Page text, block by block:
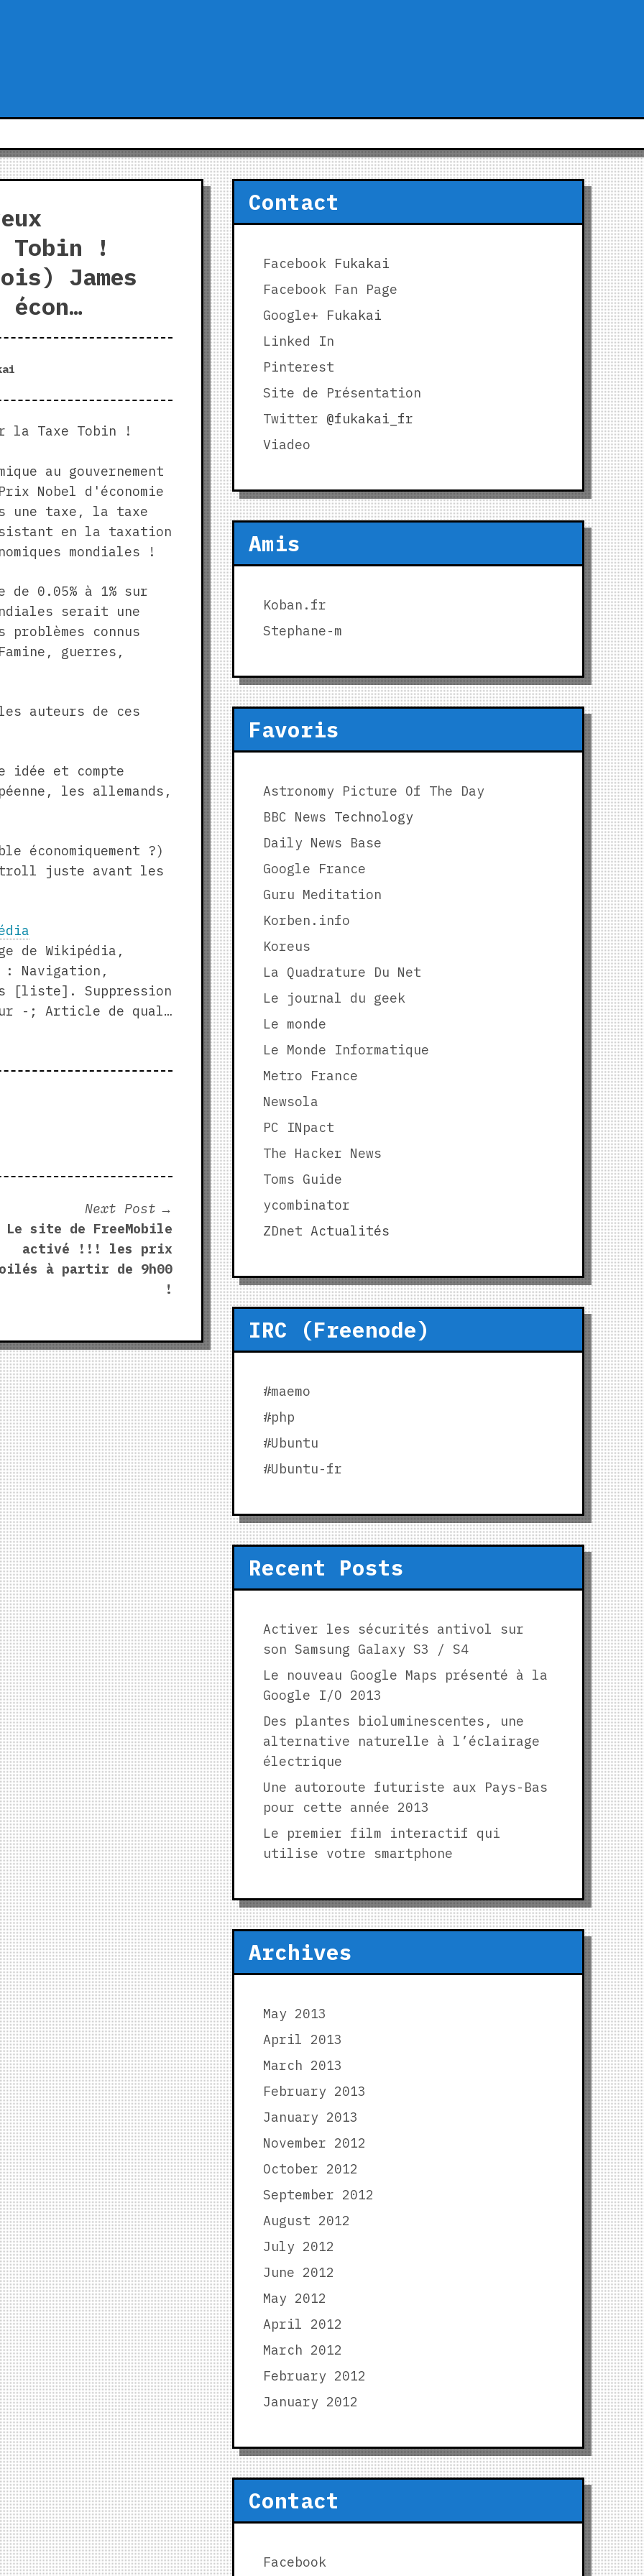
Tobin !
James
la Taxe Tobin !
au gouvernement
Nobel d'économie
une taxe, la taxe
en la taxation
mondiales !
0.05% à 1% sur
serait une
connus
guerres,
auteurs de ces
idée et compte
les allemands,
économiquement ?)
troll juste avant les
de Wikipédia,
Navigation,
[liste]. Suppression
-; Article de qual…
Next Post
post:
Le site de FreeMobile
activé !!! les prix
à partir de 9h00
!
Contact
FacebookFukakai
Facebook Fan Page
Google+ Fukakai
Linked In
Pinterest
Site de Présentation
Twitter @fukakai_fr
Viadeo
Amis
Koban.fr
Stephane-m
Favoris
Astronomy Picture Of The Day
BBC News Technology
Daily News Base
Google France
Guru Meditation
Korben.info
Koreus
La Quadrature Du Net
Le journal du geek
Le monde
Le Monde Informatique
Metro France
Newsola
PC INpact
The Hacker News
Toms Guide
ycombinator
ZDnet Actualités
IRC (Freenode)
#maemo
#php
#Ubuntu
#Ubuntu-fr
Recent Posts
Activer les sécurités antivol sur
son Samsung Galaxy S3 / S4
Le nouveau Google Maps présenté à la
Google I/O 2013
Des plantes bioluminescentes, une
alternative naturelle à l’éclairage
électrique
Une autoroute futuriste aux Pays-Bas
pour cette année 2013
Le premier film interactif qui
utilise votre smartphone
Archives
May 2013
April 2013
March 2013
February 2013
January 2013
November 2012
October 2012
September 2012
August 2012
July 2012
June 2012
May 2012
April 2012
March 2012
February 2012
January 2012
Contact
Facebook